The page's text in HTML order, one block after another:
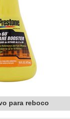
está
qualidade.
para reboco